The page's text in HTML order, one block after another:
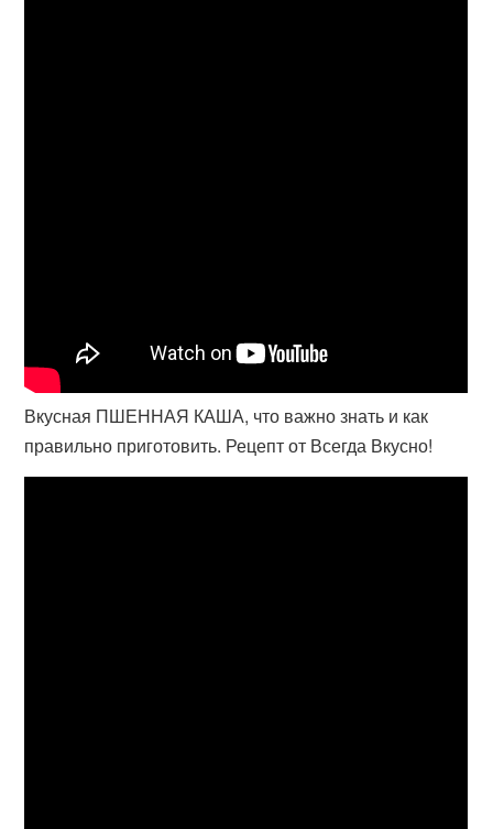
Вкусная ПШЕННАЯ КАША, что важно знать и как
правильно приготовить. Рецепт от Всегда Вкусно!